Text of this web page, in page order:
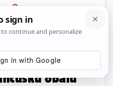
PRIJAVA
Komentari
roditelje i
obalu